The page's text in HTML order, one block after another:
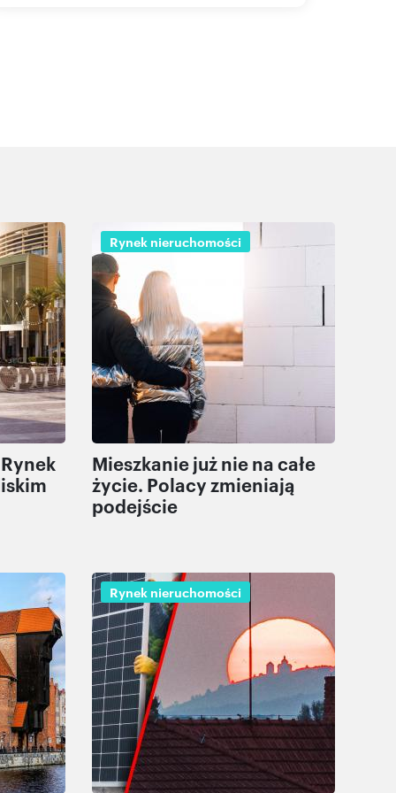
Rynek nieruchomości
Mieszkanie już nie na całe
życie. Polacy zmieniają
podejście
Rynek nieruchomości